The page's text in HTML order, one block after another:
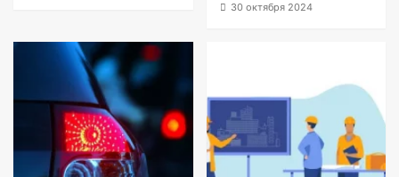
30 октября 2024